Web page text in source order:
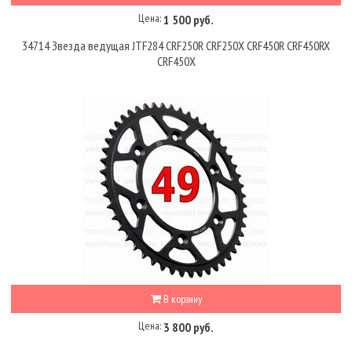
Цена:1 500 руб.
34714 Звезда ведущая JTF284 CRF250R CRF250X CRF450R CRF450RX
CRF450X
В корзину
Цена: 3 800 руб.